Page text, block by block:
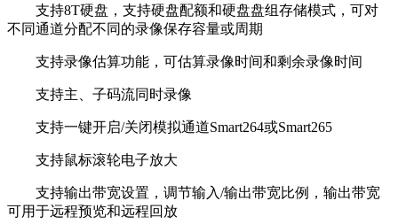
支持8T硬盘，支持硬盘配额和硬盘盘组存储模式，可对
不同通道分配不同的录像保存容量或周期
支持录像估算功能，可估算录像时间和剩余录像时间
支持主、子码流同时录像
支持一键开启/关闭模拟通道Smart264或Smart265
支持鼠标滚轮电子放大
支持输出带宽设置，调节输入/输出带宽比例，输出带宽
可用于远程预览和远程回放